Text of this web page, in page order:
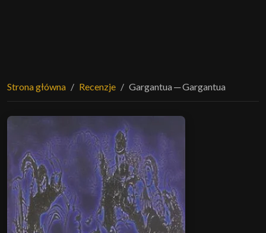
Strona główna Recenzje Gargantua ─ Gargantua